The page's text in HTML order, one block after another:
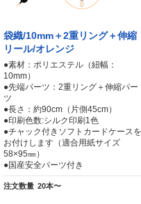
袋織/10mm＋2重リング＋伸縮
リール/オレンジ
●素材：ポリエステル（紐幅：
10mm）
●先端パーツ：2重リング＋伸縮パー
ツ
●長さ：約90cm（片側45cm）
●印刷色数:シルク印刷1色
●チャック付きソフトカードケースを
お付けします（適合用紙サイズ
58×95㎜）
●国産安全パーツ付き
注文数量 20本〜